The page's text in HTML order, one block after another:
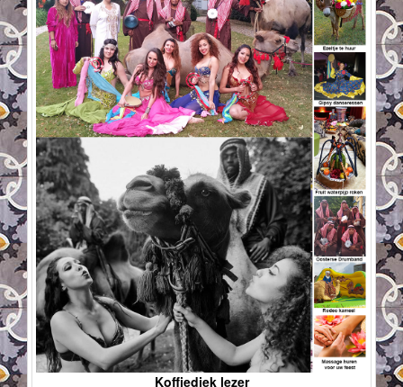
Koffiediek lezer